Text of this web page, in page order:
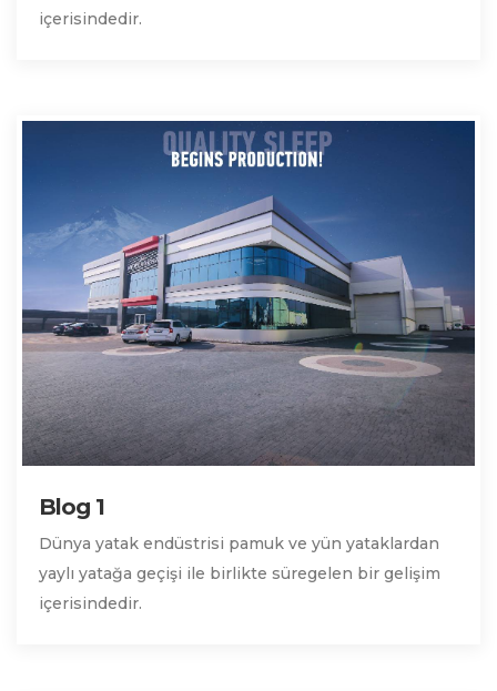
içerisindedir.
Blog 1
Dünya yatak endüstrisi pamuk ve yün yataklardan
yaylı yatağa geçişi ile birlikte süregelen bir gelişim
içerisindedir.